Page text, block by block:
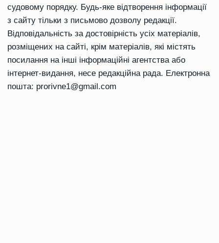
судовому порядку. Будь-яке відтворення інформації
з сайту тільки з письмово дозволу редакції.
Відповідальність за достовірність усіх матеріалів,
розміщених на сайті, крім матеріалів, які містять
посилання на інші інформаційні агентства або
інтернет-видання, несе редакційна рада. Електронна
пошта: prorivne1@gmail.com